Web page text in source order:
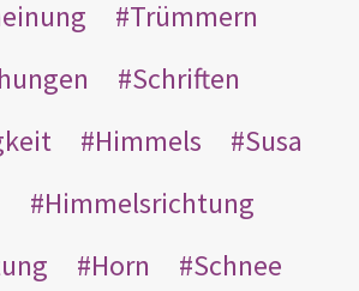
Trümmern
Schriften
Himmels
Susa
Himmelsrichtung
Horn
Schnee